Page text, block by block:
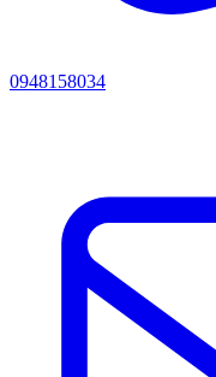
0948158034